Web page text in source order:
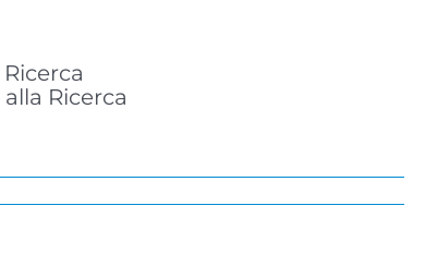
Ricerca